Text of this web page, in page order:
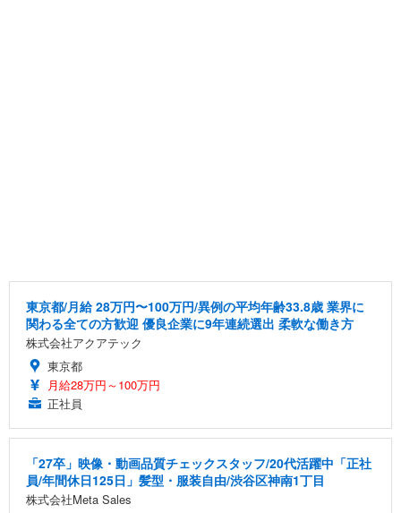
東京都/月給 28万円〜100万円/異例の平均年齢33.8歳 業界に
関わる全ての方歓迎 優良企業に9年連続選出 柔軟な働き方
株式会社アクアテック
東京都
月給28万円～100万円
正社員
「27卒」映像・動画品質チェックスタッフ/20代活躍中「正社
員/年間休日125日」髪型・服装自由/渋谷区神南1丁目
株式会社Meta Sales